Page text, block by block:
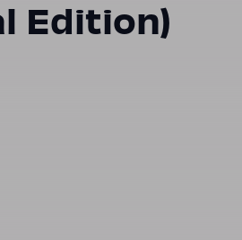
Edition)